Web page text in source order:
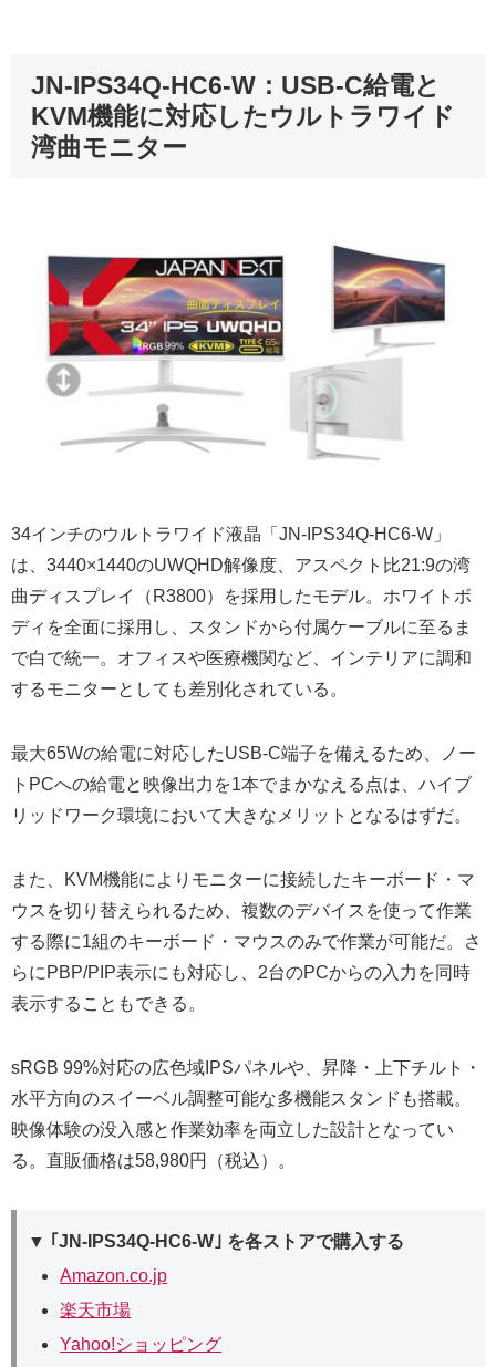
JN-IPS34Q-HC6-W：USB-C給電と
KVM機能に対応したウルトラワイド
湾曲モニター
34インチのウルトラワイド液晶「JN-IPS34Q-HC6-W」
は、3440×1440のUWQHD解像度、アスペクト比21:9の湾
曲ディスプレイ（R3800）を採用したモデル。ホワイトボ
ディを全面に採用し、スタンドから付属ケーブルに至るま
で白で統一。オフィスや医療機関など、インテリアに調和
するモニターとしても差別化されている。
最大65Wの給電に対応したUSB-C端子を備えるため、ノー
トPCへの給電と映像出力を1本でまかなえる点は、ハイブ
リッドワーク環境において大きなメリットとなるはずだ。
また、KVM機能によりモニターに接続したキーボード・マ
ウスを切り替えられるため、複数のデバイスを使って作業
する際に1組のキーボード・マウスのみで作業が可能だ。さ
らにPBP/PIP表示にも対応し、2台のPCからの入力を同時
表示することもできる。
sRGB 99%対応の広色域IPSパネルや、昇降・上下チルト・
水平方向のスイーベル調整可能な多機能スタンドも搭載。
映像体験の没入感と作業効率を両立した設計となってい
る。直販価格は58,980円（税込）。
▼ ｢JN-IPS34Q-HC6-W｣ を各ストアで購入する
Amazon.co.jp
楽天市場
Yahoo!ショッピング